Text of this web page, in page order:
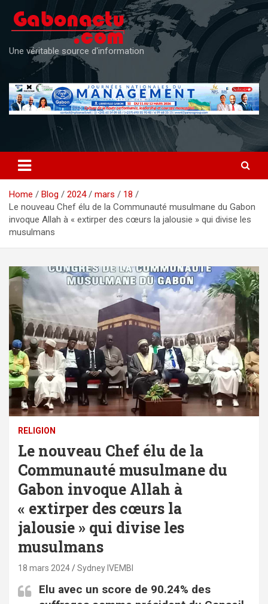
content
Une véritable source d'information
Home Blog 2024 mars
18
Le nouveau Chef élu de la Communauté musulmane du Gabon
invoque Allah à « extirper des cœurs la jalousie » qui divise les
musulmans
RELIGION
Le nouveau Chef élu de la
Communauté musulmane du
Gabon invoque Allah à
« extirper des cœurs la
jalousie » qui divise les
musulmans
18 mars 2024 Sydney IVEMBI
Elu avec un score de 90.24% des